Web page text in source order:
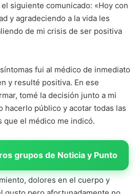
siguiente comunicado: «Hoy con
y agradeciendo a la vida les
de mi crisis de ser positiva
fui al médico de inmediato
y resulté positiva. En ese
tomé la decisión junto a mi
hacerlo público y acotar todas las
que el médico me indicó.
grupos de Noticia y Punto
dolores en el cuerpo y